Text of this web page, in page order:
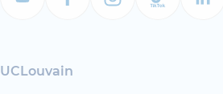
UCLouvain